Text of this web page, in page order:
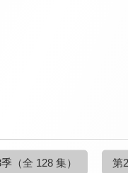
（全 128 集） 第